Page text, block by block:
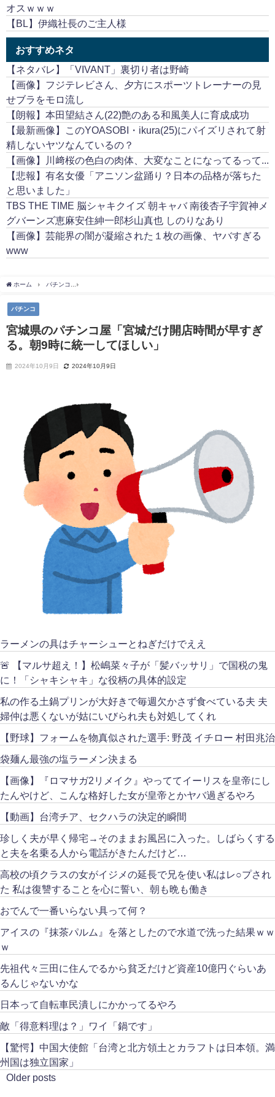
オスｗｗｗ
【BL】伊織社長のご主人様
おすすめネタ
【ネタバレ】「VIVANT」裏切り者は野崎
【画像】フジテレビさん、夕方にスポーツトレーナーの見
せブラをモロ流し
【朗報】本田望結さん(22)艶のある和風美人に育成成功
【最新画像】このYOASOBI・ikura(25)にパイズリされて射
精しないヤツなんているの？
【画像】川﨑桜の色白の肉体、大変なことになってるって...
【悲報】有名女優「アニソン盆踊り？日本の品格が落ちた
と思いました」
TBS THE TIME 脳シャキクイズ 朝キャバ 南後杏子宇賀神メ
グバーンズ恵麻安住紳一郎杉山真也 しのりなあり
【画像】芸能界の闇が凝縮された１枚の画像、ヤバすぎる
www
ホーム パチンコ
パチンコ
宮城県のパチンコ屋「宮城だけ開店時間が早すぎ
る。朝9時に統一してほしい」
2024年10月9日 2024年10月9日
ラーメンの具はチャーシューとねぎだけでええ
🚨 【マルサ超え！】松嶋菜々子が「髪バッサリ」で国税の鬼
に！「シャキシャキ」な役柄の具体的設定
私の作る土鍋プリンが大好きで毎週欠かさず食べている夫 夫
婦仲は悪くないが姑にいびられ夫も対処してくれ
【野球】フォームを物真似された選手: 野茂 イチロー 村田兆治
袋麺ん最強の塩ラーメン決まる
【画像】『ロマサガ2リメイク』やっててイーリスを皇帝にし
たんやけど、こんな格好した女が皇帝とかヤバ過ぎるやろ
【動画】台湾チア、セクハラの決定的瞬間
珍しく夫が早く帰宅→そのままお風呂に入った。しばらくする
と夫を名乗る人から電話がきたんだけど…
高校の頃クラスの女がイジメの延長で兄を使い私はレ○プされ
た 私は復讐することを心に誓い、朝も晩も働き
おでんで一番いらない具って何？
アイスの『抹茶パルム』を落としたので水道で洗った結果ｗｗ
ｗ
先祖代々三田に住んでるから貧乏だけど資産10億円ぐらいあ
るんじゃないかな
日本って自転車民潰しにかかってるやろ
敵「得意料理は？」ワイ「鍋です」
【驚愕】中国大使館「台湾と北方領土とカラフトは日本領。満
州国は独立国家」
Older posts